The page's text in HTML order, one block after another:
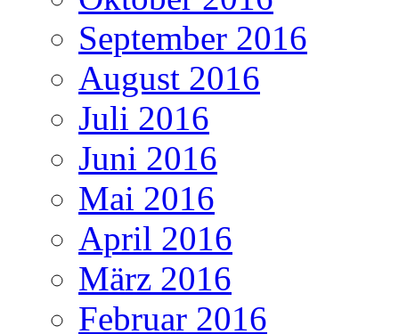
September 2016
August 2016
Juli 2016
Juni 2016
Mai 2016
April 2016
März 2016
Februar 2016